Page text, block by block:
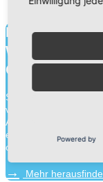
Bildung für
Wissen für
Charakter für
Schule ist mehr als
von Schülern,
Adventistischen
ein. Neben der
charakterliche
Mehr
Powered by